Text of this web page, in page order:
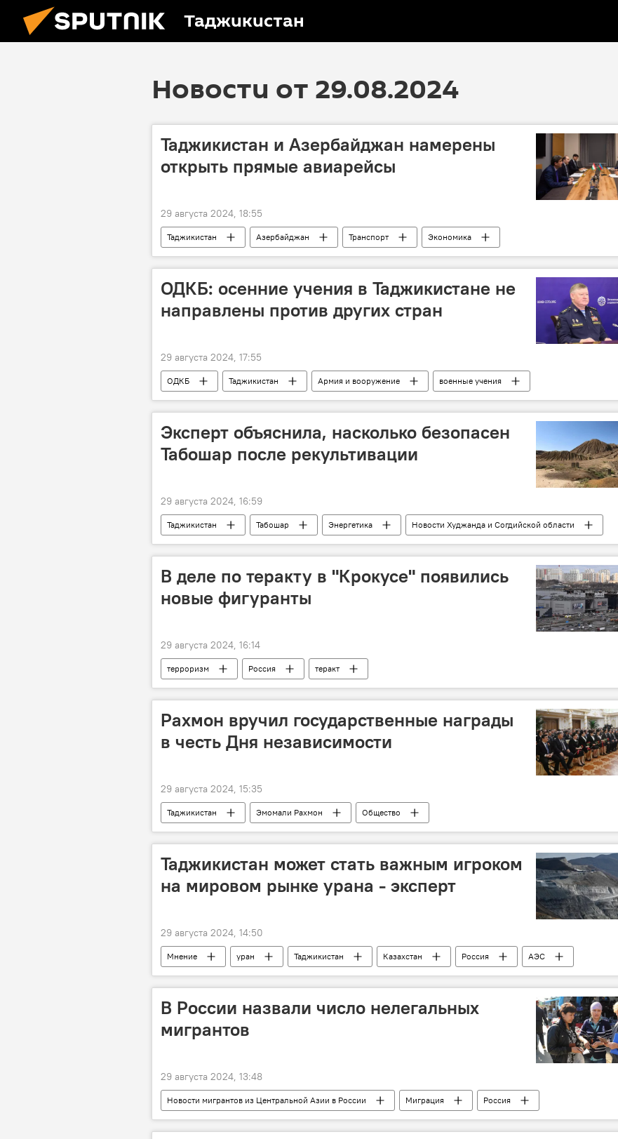
Таджикистан
Новости от 29.08.2024
Таджикистан и Азербайджан намерены
открыть прямые авиарейсы
29 августа 2024, 18:55
Таджикистан Азербайджан Транспорт Экономика
ОДКБ: осенние учения в Таджикистане не
направлены против других стран
29 августа 2024, 17:55
ОДКБ Таджикистан Армия и вооружение военные учения
Эксперт объяснила, насколько безопасен
Табошар после рекультивации
29 августа 2024, 16:59
Таджикистан Табошар Энергетика
Новости Худжанда и Согдийской области
уран
радиация
В деле по теракту в "Крокусе" появились
новые фигуранты
29 августа 2024, 16:14
терроризм Россия теракт
Рахмон вручил государственные награды
в честь Дня независимости
29 августа 2024, 15:35
Таджикистан Эмомали Рахмон Общество
Таджикистан может стать важным игроком
на мировом рынке урана - эксперт
29 августа 2024, 14:50
Мнение уран Таджикистан Казахстан Россия
АЭС
Энергетика
В России назвали число нелегальных
мигрантов
29 августа 2024, 13:48
Новости мигрантов из Центральной Азии в России Миграция
Россия
МВД России